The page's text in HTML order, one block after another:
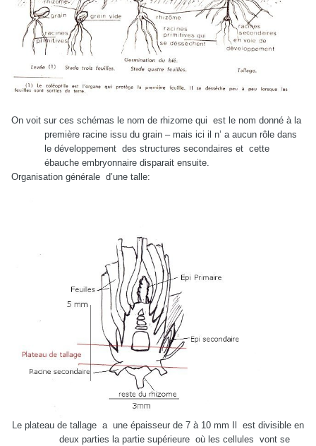
On voit sur ces schémas le nom de rhizome qui est le nom donné à la
première racine issu du grain – mais ici il n’ a aucun rôle dans
le développement des structures secondaires et cette
ébauche embryonnaire disparait ensuite.
Organisation générale d’une talle:
Le plateau de tallage a une épaisseur de 7 à 10 mm Il
est divisible en
deux parties la partie supérieure où les cellules
vont se